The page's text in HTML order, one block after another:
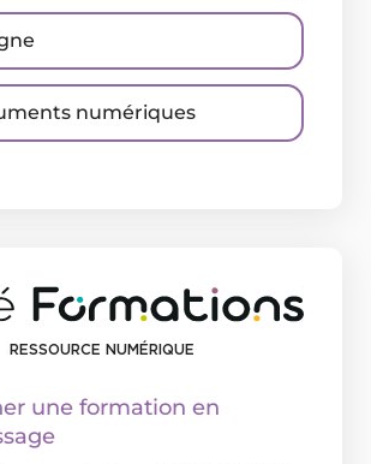
numériques
RESSOURCE NUMÉRIQUE
une formation en